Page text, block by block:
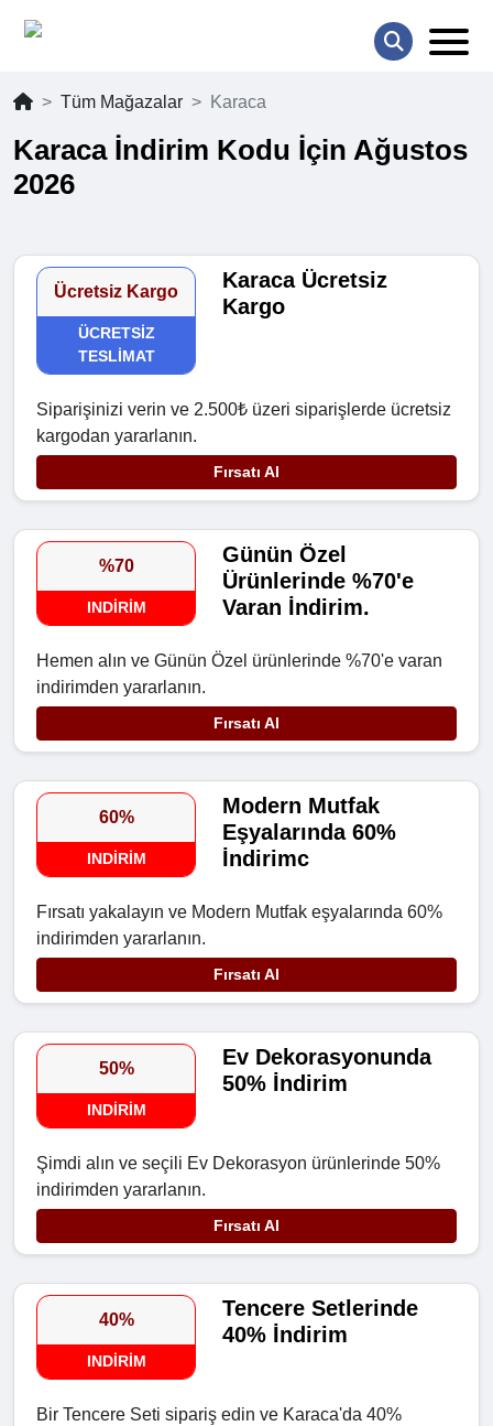
Tüm Mağazalar Karaca
Karaca İndirim Kodu İçin Ağustos
2026
Ücretsiz Kargo
ÜCRETSIZ
TESLIMAT
Karaca Ücretsiz
Kargo
Siparişinizi verin ve 2.500₺ üzeri siparişlerde ücretsiz
kargodan yararlanın.
Fırsatı Al
%70
INDIRIM
Günün Özel
Ürünlerinde %70'e
Varan İndirim.
Hemen alın ve Günün Özel ürünlerinde %70'e varan
indirimden yararlanın.
Fırsatı Al
60%
INDIRIM
Modern Mutfak
Eşyalarında 60%
İndirimc
Fırsatı yakalayın ve Modern Mutfak eşyalarında 60%
indirimden yararlanın.
Fırsatı Al
50%
INDIRIM
Ev Dekorasyonunda
50% İndirim
Şimdi alın ve seçili Ev Dekorasyon ürünlerinde 50%
indirimden yararlanın.
Fırsatı Al
40%
INDIRIM
Tencere Setlerinde
40% İndirim
Bir Tencere Seti sipariş edin ve Karaca'da 40%